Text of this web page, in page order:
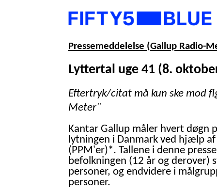
Pressemeddelelse (Gallup Radio-
Lyttertal uge 41 (8.
Eftertryk/citat må kun ske mod
Meter"
Kantar Gallup måler hvert døgn
lytningen i Danmark ved hjælp
(PPM'er)*. Tallene i denne
befolkningen (12 år og derover)
personer, og endvidere i
personer.